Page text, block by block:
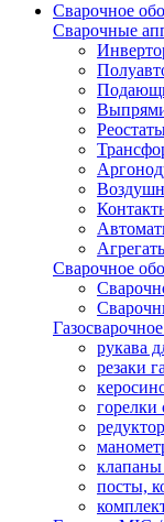
Сварочное
Сварочные
Сварочное
рукава
резаки
горелки
клапаны
посты,